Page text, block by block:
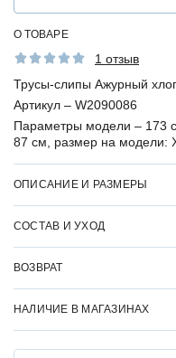
О ТОВАРЕ
1 отзыв
Трусы-слипы Ажурный
Артикул – W2090086
Параметры модели – 173
87 см, размер на модели:
ОПИСАНИЕ И РАЗМЕРЫ
СОСТАВ И УХОД
ВОЗВРАТ
НАЛИЧИЕ В МАГАЗИНАХ